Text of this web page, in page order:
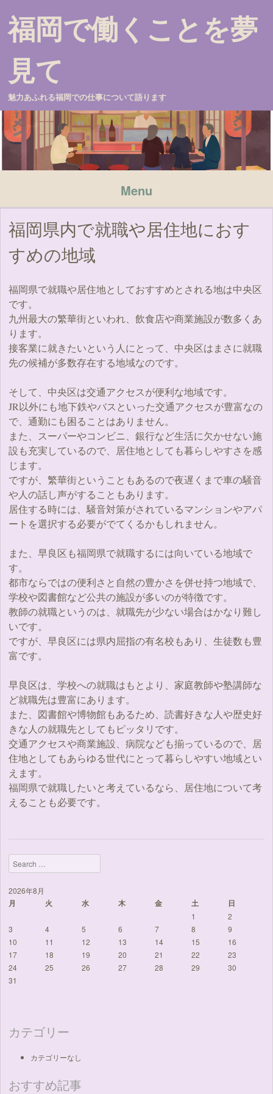
福岡で働くことを夢
見て
魅力あふれる福岡での仕事について語ります
Menu
福岡県内で就職や居住地におす
すめの地域
福岡県で就職や居住地としておすすめとされる地は中央区
です。
九州最大の繁華街といわれ、飲食店や商業施設が数多くあ
ります。
接客業に就きたいという人にとって、中央区はまさに就職
先の候補が多数存在する地域なのです。
そして、中央区は交通アクセスが便利な地域です。
JR以外にも地下鉄やバスといった交通アクセスが豊富なの
で、通勤にも困ることはありません。
また、スーパーやコンビニ、銀行など生活に欠かせない施
設も充実しているので、居住地としても暮らしやすさを感
じます。
ですが、繁華街ということもあるので夜遅くまで車の騒音
や人の話し声がすることもあります。
居住する時には、騒音対策がされているマンションやアパ
ートを選択する必要がでてくるかもしれません。
また、早良区も福岡県で就職するには向いている地域で
す。
都市ならではの便利さと自然の豊かさを併せ持つ地域で、
学校や図書館など公共の施設が多いのが特徴です。
教師の就職というのは、就職先が少ない場合はかなり難し
いです。
ですが、早良区には県内屈指の有名校もあり、生徒数も豊
富です。
早良区は、学校への就職はもとより、家庭教師や塾講師な
ど就職先は豊富にあります。
また、図書館や博物館もあるため、読書好きな人や歴史好
きな人の就職先としてもピッタリです。
交通アクセスや商業施設、病院なども揃っているので、居
住地としてもあらゆる世代にとって暮らしやすい地域とい
えます。
福岡県で就職したいと考えているなら、居住地について考
えることも必要です。
Search
2026年8月
月 火 水 木 金 土 日
1
2
3
4 5 6 7 8
9
10
11 12 13 14 15
16
17
18 19 20 21 22
23
24
25 26 27 28 29
30
31
カテゴリー
カテゴリーなし
おすすめ記事